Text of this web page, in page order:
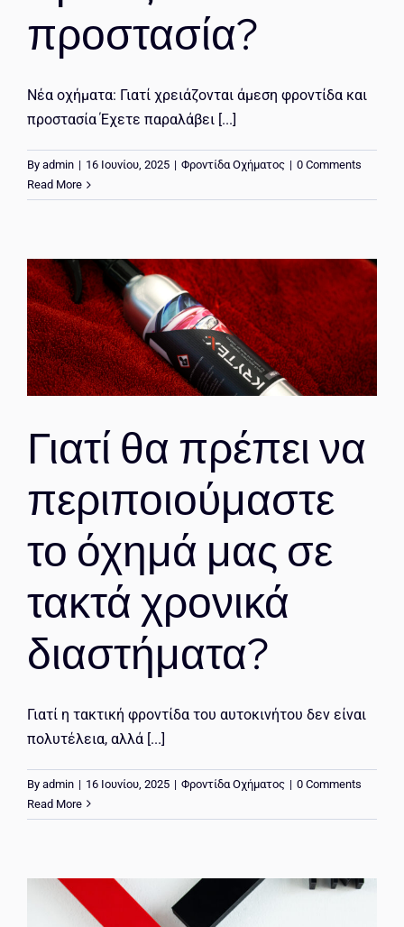
προστασία?
Νέα οχήματα: Γιατί χρειάζονται άμεση φροντίδα και
προστασία Έχετε παραλάβει [...]
By admin | 16 Ιουνίου, 2025 | Φροντίδα Οχήματος | 0 Comments
Read More
Γιατί θα πρέπει να
περιποιούμαστε
το όχημά μας σε
τακτά χρονικά
διαστήματα?
Γιατί η τακτική φροντίδα του αυτοκινήτου δεν είναι
πολυτέλεια, αλλά [...]
By admin | 16 Ιουνίου, 2025 | Φροντίδα Οχήματος | 0 Comments
Read More